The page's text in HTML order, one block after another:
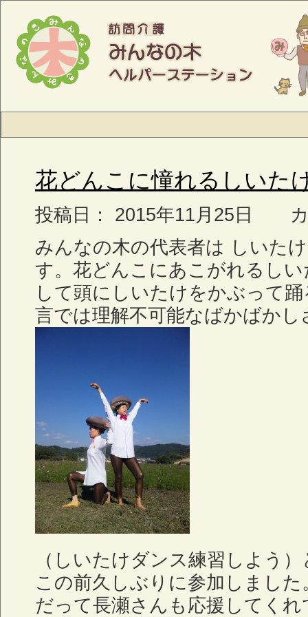
花どんこに憧れるしいた
投稿日： 2015年11月25日
みんなの木の代表者は しいた
す。花どんこにあこがれるし
して頭にしいたけをかぶって
言では理解不可能なばかばかし
（しいたけダンス練習しよう
この前久しぶりに参加しました
だって長瀬さんも応援してく